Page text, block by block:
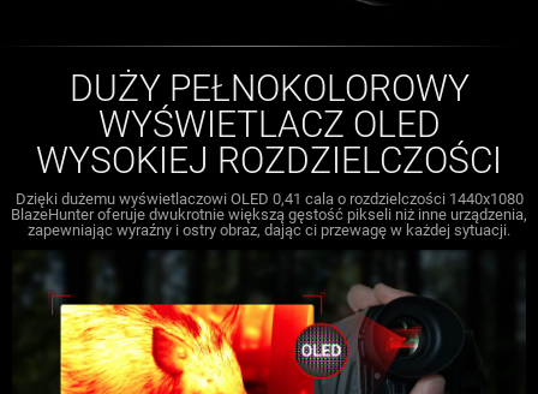
DUŻY PEŁNOKOLOROWY
WYŚWIETLACZ OLED
WYSOKIEJ ROZDZIELCZOŚCI
Dzięki dużemu wyświetlaczowi OLED 0,41 cala o rozdzielczości 1440x1080
BlazeHunter oferuje dwukrotnie większą gęstość pikseli niż inne urządzenia,
zapewniając wyraźny i ostry obraz, dając ci przewagę w każdej sytuacji.